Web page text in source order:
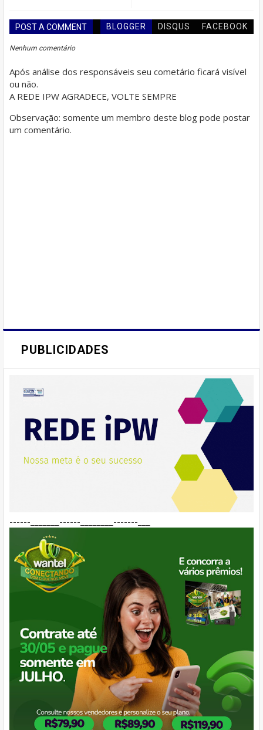
POST A COMMENT BLOGGER DISQUS FACEBOOK
Nenhum comentário
Após análise dos responsáveis seu cometário ficará visível
ou não.
A REDE IPW AGRADECE, VOLTE SEMPRE
Observação: somente um membro deste blog pode postar
um comentário.
PUBLICIDADES
------_______------________-------___